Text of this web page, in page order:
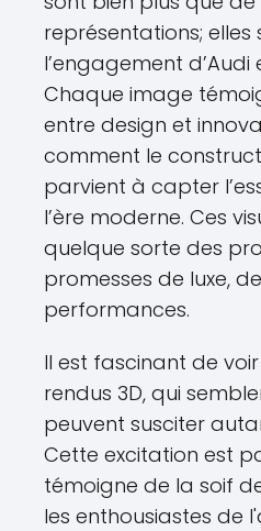
représentations; elles
l’engagement
Chaque image
entre design et
comment le
parvient à capter
l’ère moderne. Ces
quelque sorte des
promesses de luxe,
performances.
Il est fascinant de
rendus 3D, qui
peuvent susciter
Cette excitation est
témoigne de la soif
les enthousiastes de